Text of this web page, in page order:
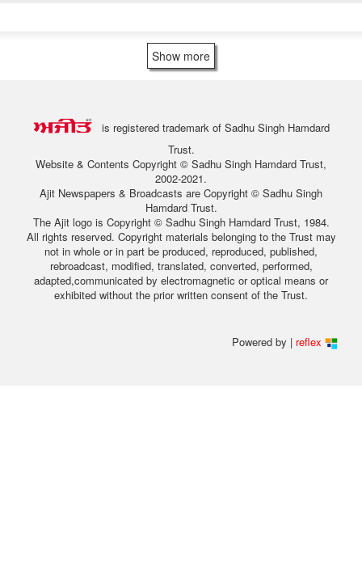
Show more
is registered trademark of Sadhu Singh Hamdard
Trust.
Website & Contents Copyright © Sadhu Singh Hamdard Trust,
2002-2021.
Ajit Newspapers & Broadcasts are Copyright © Sadhu Singh
Hamdard Trust.
The Ajit logo is Copyright © Sadhu Singh Hamdard Trust, 1984.
All rights reserved. Copyright materials belonging to the Trust may
not in whole or in part be produced, reproduced, published,
rebroadcast, modified, translated, converted, performed,
adapted,communicated by electromagnetic or optical means or
exhibited without the prior written consent of the Trust.
Powered by | reflex